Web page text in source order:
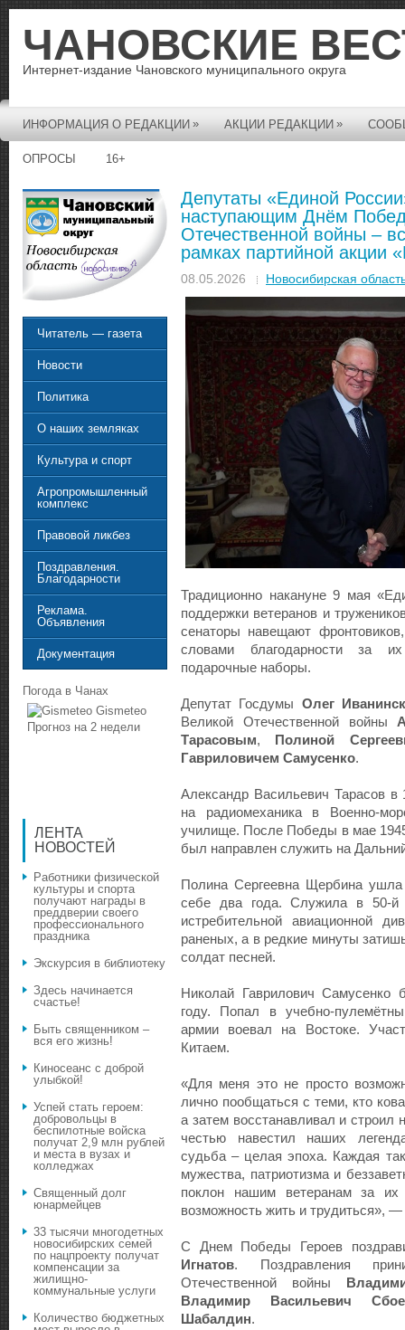
ЧАНОВСКИЕ
Интернет-издание Чановского муниципального округа
ИНФОРМАЦИЯ О РЕДАКЦИИ » АКЦИИ РЕДАКЦИИ »
ОПРОСЫ 16+
Депутаты «Единой
наступающим Днём
Отечественной войны –
рамках партийной акции
08.05.2026 Новосибирская
Традиционно накануне 9 мая
поддержки ветеранов и
сенаторы навещают
словами благодарности за
подарочные наборы.
Депутат Госдумы Олег
Великой Отечественной войны
Тарасовым,
Полиной
Гавриловичем Самусенко.
Александр Васильевич Тарасов в
на радиомеханика в Военно-
училище. После Победы в мае
был направлен служить на
Полина Сергеевна Щербина
себе два года. Служила в 50-й
истребительной авиационной
раненых, а в редкие минуты
солдат песней.
Николай Гаврилович
году. Попал в учебно-
армии воевал на Востоке.
Китаем.
«Для меня это не просто
лично пообщаться с теми, кто
а затем восстанавливал и строил
честью навестил наших
судьба – целая эпоха. Каждая
мужества, патриотизма и
поклон нашим ветеранам за
возможность жить и трудиться»,
С Днем Победы Героев
Игнатов. Поздравления
Отечественной войны
Владимир Васильевич
Шабалдин.
Читатель — газета
Новости
Политика
О наших земляках
Культура и спорт
Агропромышленный
комплекс
Правовой ликбез
Поздравления.
Благодарности
Реклама.
Объявления
Документация
Погода в Чанах
Gismeteo
Прогноз на 2 недели
ЛЕНТА
НОВОСТЕЙ
Работники физической
культуры и спорта
получают награды в
преддверии своего
профессионального
праздника
Экскурсия в библиотеку
Здесь начинается
счастье!
Быть священником –
вся его жизнь!
Киносеанс с доброй
улыбкой!
Успей стать героем:
добровольцы в
беспилотные войска
получат 2,9 млн рублей
и места в вузах и
колледжах
Священный долг
юнармейцев
33 тысячи многодетных
новосибирских семей
по нацпроекту получат
компенсации за
жилищно-
коммунальные услуги
Количество бюджетных